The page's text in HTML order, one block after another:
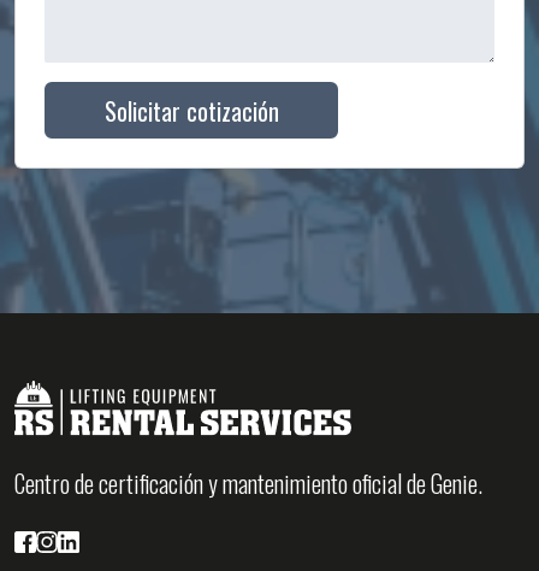
Solicitar cotización
Centro de certificación y mantenimiento oficial de Genie.